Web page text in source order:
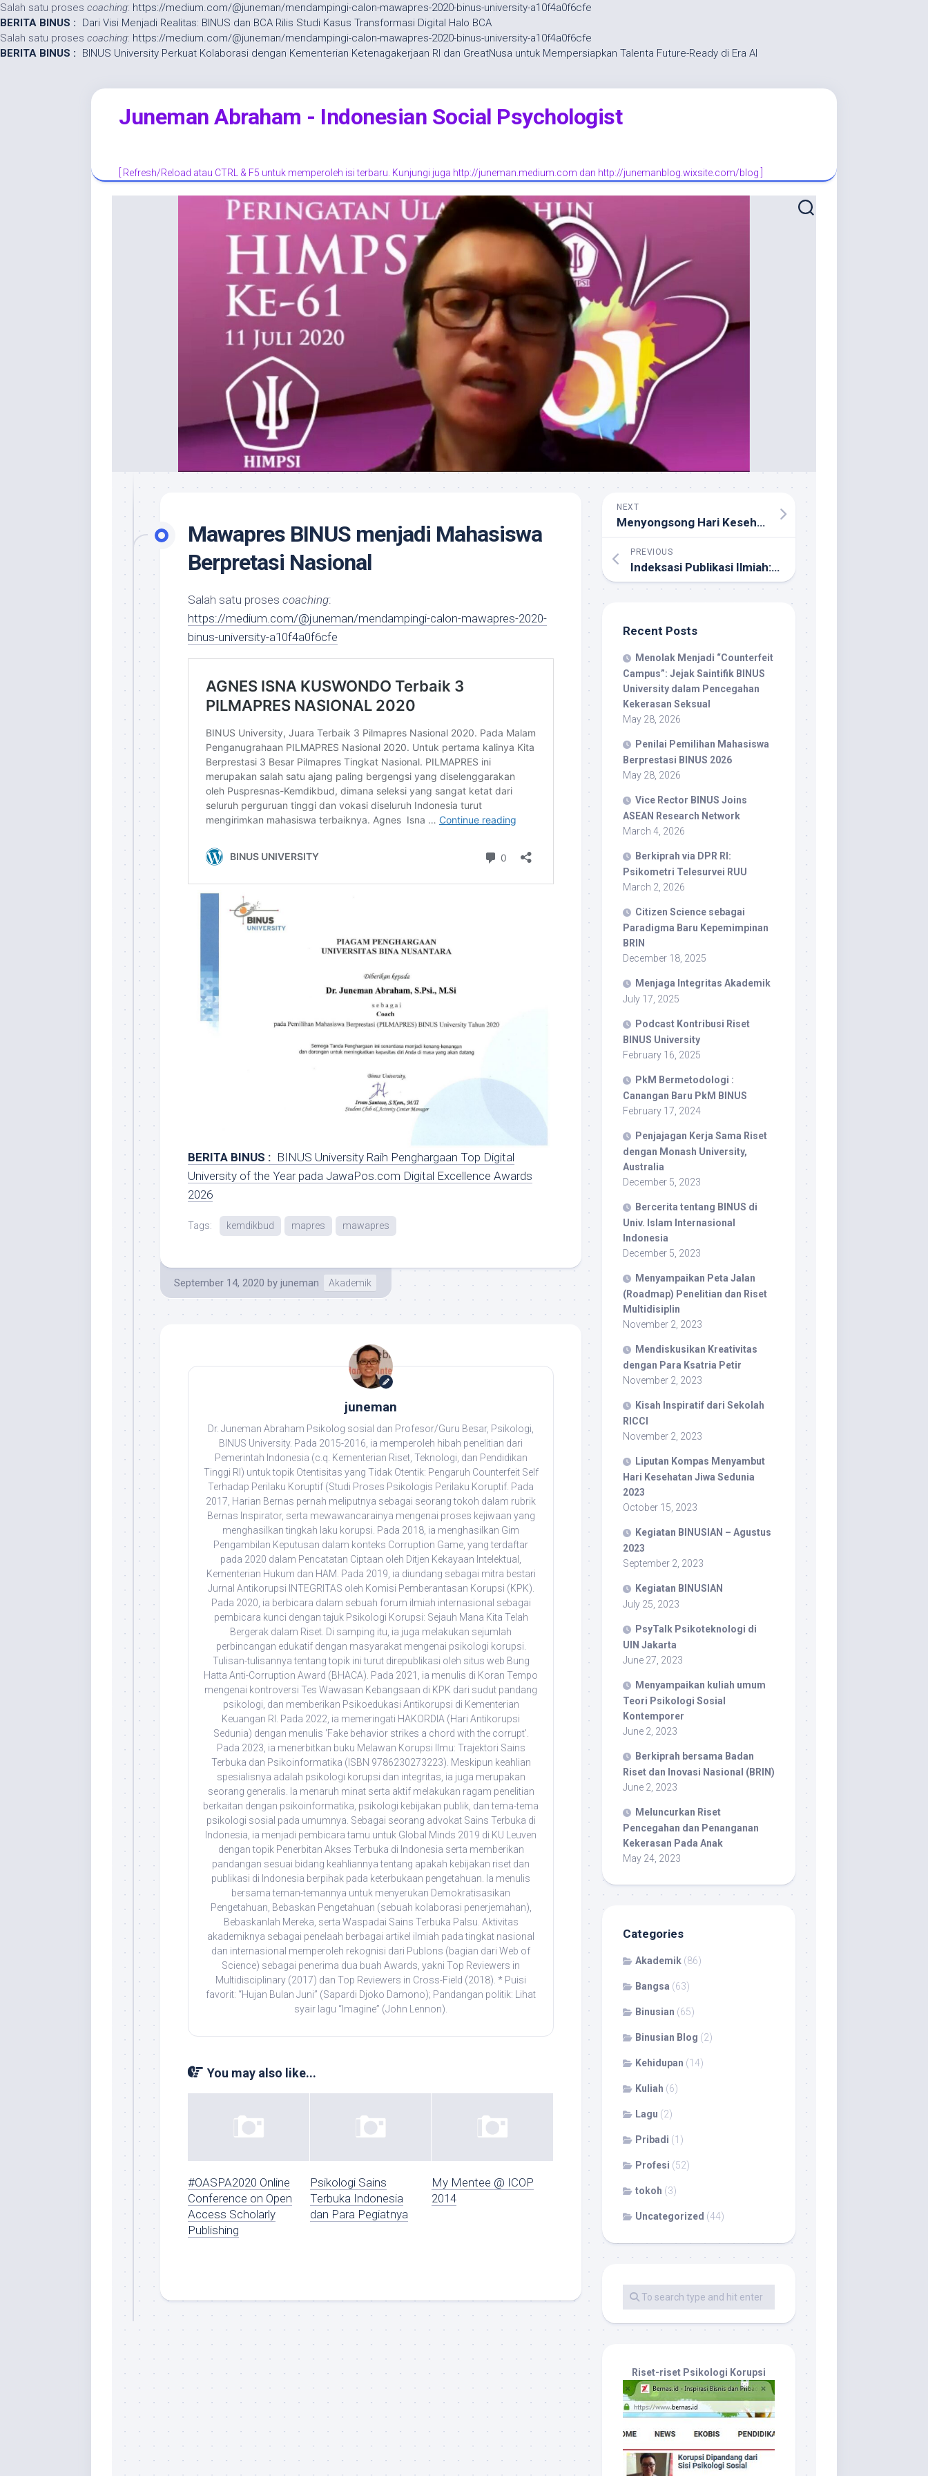
Salah satu proses coaching: https://medium.com/@juneman/mendampingi-calon-mawapres-2020-binus-university-a10f4a0f6cfe
BERITA BINUS :
Dari Visi Menjadi Realitas: BINUS dan BCA Rilis Studi Kasus Transformasi Digital Halo BCA
Salah satu proses coaching: https://medium.com/@juneman/mendampingi-calon-mawapres-2020-binus-university-a10f4a0f6cfe
BERITA BINUS :
BINUS University Perkuat Kolaborasi dengan Kementerian Ketenagakerjaan RI dan GreatNusa untuk Mempersiapkan Talenta Future-Ready di Era AI
Juneman Abraham - Indonesian Social Psychologist
[ Refresh/Reload atau CTRL & F5 untuk memperoleh isi terbaru. Kunjungi juga http://juneman.medium.com dan http://junemanblog.wixsite.com/blog ]
Mawapres BINUS menjadi Mahasiswa
Berpretasi Nasional
Salah satu proses coaching:
https://medium.com/@juneman/mendampingi-calon-mawapres-2020-
binus-university-a10f4a0f6cfe
BERITA BINUS : BINUS University Raih Penghargaan Top Digital
University of the Year pada JawaPos.com Digital Excellence Awards
2026
Tags: kemdikbud mapres mawapres
September 14, 2020 by juneman Akademik
juneman
Dr. Juneman Abraham Psikolog sosial dan Profesor/Guru Besar, Psikologi,
BINUS University. Pada 2015-2016, ia memperoleh hibah penelitian dari
Pemerintah Indonesia (c.q. Kementerian Riset, Teknologi, dan Pendidikan
Tinggi RI) untuk topik Otentisitas yang Tidak Otentik: Pengaruh Counterfeit Self
Terhadap Perilaku Koruptif (Studi Proses Psikologis Perilaku Koruptif. Pada
2017, Harian Bernas pernah meliputnya sebagai seorang tokoh dalam rubrik
Bernas Inspirator, serta mewawancarainya mengenai proses kejiwaan yang
menghasilkan tingkah laku korupsi. Pada 2018, ia menghasilkan Gim
Pengambilan Keputusan dalam konteks Corruption Game, yang terdaftar
pada 2020 dalam Pencatatan Ciptaan oleh Ditjen Kekayaan Intelektual,
Kementerian Hukum dan HAM. Pada 2019, ia diundang sebagai mitra bestari
Jurnal Antikorupsi INTEGRITAS oleh Komisi Pemberantasan Korupsi (KPK).
Pada 2020, ia berbicara dalam sebuah forum ilmiah internasional sebagai
pembicara kunci dengan tajuk Psikologi Korupsi: Sejauh Mana Kita Telah
Bergerak dalam Riset. Di samping itu, ia juga melakukan sejumlah
perbincangan edukatif dengan masyarakat mengenai psikologi korupsi.
Tulisan-tulisannya tentang topik ini turut direpublikasi oleh situs web Bung
Hatta Anti-Corruption Award (BHACA). Pada 2021, ia menulis di Koran Tempo
mengenai kontroversi Tes Wawasan Kebangsaan di KPK dari sudut pandang
psikologi, dan memberikan Psikoedukasi Antikorupsi di Kementerian
Keuangan RI. Pada 2022, ia memeringati HAKORDIA (Hari Antikorupsi
Sedunia) dengan menulis 'Fake behavior strikes a chord with the corrupt'.
Pada 2023, ia menerbitkan buku Melawan Korupsi Ilmu: Trajektori Sains
Terbuka dan Psikoinformatika (ISBN 9786230273223). Meskipun keahlian
spesialisnya adalah psikologi korupsi dan integritas, ia juga merupakan
seorang generalis. Ia menaruh minat serta aktif melakukan ragam penelitian
berkaitan dengan psikoinformatika, psikologi kebijakan publik, dan tema-tema
psikologi sosial pada umumnya. Sebagai seorang advokat Sains Terbuka di
Indonesia, ia menjadi pembicara tamu untuk Global Minds 2019 di KU Leuven
dengan topik Penerbitan Akses Terbuka di Indonesia serta memberikan
pandangan sesuai bidang keahliannya tentang apakah kebijakan riset dan
publikasi di Indonesia berpihak pada keterbukaan pengetahuan. Ia menulis
bersama teman-temannya untuk menyerukan Demokratisasikan
Pengetahuan, Bebaskan Pengetahuan (sebuah kolaborasi penerjemahan),
Bebaskanlah Mereka, serta Waspadai Sains Terbuka Palsu. Aktivitas
akademiknya sebagai penelaah berbagai artikel ilmiah pada tingkat nasional
dan internasional memperoleh rekognisi dari Publons (bagian dari Web of
Science) sebagai penerima dua buah Awards, yakni Top Reviewers in
Multidisciplinary (2017) dan Top Reviewers in Cross-Field (2018). * Puisi
favorit: “Hujan Bulan Juni” (Sapardi Djoko Damono); Pandangan politik: Lihat
syair lagu “Imagine” (John Lennon).
You may also like...
#OASPA2020 Online
Conference on Open
Access Scholarly
Publishing
Psikologi Sains
Terbuka Indonesia
dan Para Pegiatnya
My Mentee @ ICOP
2014
NEXT
Menyongsong Hari Kesehatan Jiwa Sedunia
PREVIOUS
Indeksasi Publikasi Ilmiah: Berkah dan Salah Kaprahnya
Recent Posts
Menolak Menjadi “Counterfeit
Campus”: Jejak Saintifik BINUS
University dalam Pencegahan
Kekerasan Seksual
May 28, 2026
Penilai Pemilihan Mahasiswa
Berprestasi BINUS 2026
May 28, 2026
Vice Rector BINUS Joins
ASEAN Research Network
March 4, 2026
Berkiprah via DPR RI:
Psikometri Telesurvei RUU
March 2, 2026
Citizen Science sebagai
Paradigma Baru Kepemimpinan
BRIN
December 18, 2025
Menjaga Integritas Akademik
July 17, 2025
Podcast Kontribusi Riset
BINUS University
February 16, 2025
PkM Bermetodologi :
Canangan Baru PkM BINUS
February 17, 2024
Penjajagan Kerja Sama Riset
dengan Monash University,
Australia
December 5, 2023
Bercerita tentang BINUS di
Univ. Islam Internasional
Indonesia
December 5, 2023
Menyampaikan Peta Jalan
(Roadmap) Penelitian dan Riset
Multidisiplin
November 2, 2023
Mendiskusikan Kreativitas
dengan Para Ksatria Petir
November 2, 2023
Kisah Inspiratif dari Sekolah
RICCI
November 2, 2023
Liputan Kompas Menyambut
Hari Kesehatan Jiwa Sedunia
2023
October 15, 2023
Kegiatan BINUSIAN – Agustus
2023
September 2, 2023
Kegiatan BINUSIAN
July 25, 2023
PsyTalk Psikoteknologi di
UIN Jakarta
June 27, 2023
Menyampaikan kuliah umum
Teori Psikologi Sosial
Kontemporer
June 2, 2023
Berkiprah bersama Badan
Riset dan Inovasi Nasional (BRIN)
June 2, 2023
Meluncurkan Riset
Pencegahan dan Penanganan
Kekerasan Pada Anak
May 24, 2023
Categories
Akademik (86)
Bangsa (63)
Binusian (65)
Binusian Blog (2)
Kehidupan (14)
Kuliah (6)
Lagu (2)
Pribadi (1)
Profesi (52)
tokoh (3)
Uncategorized (44)
Riset-riset Psikologi Korupsi